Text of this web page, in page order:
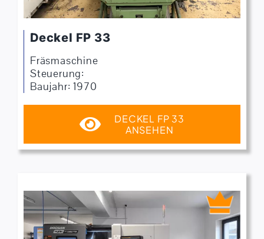
Deckel FP 33
Fräsmaschine
Steuerung:
Baujahr: 1970
DECKEL FP 33
ANSEHEN